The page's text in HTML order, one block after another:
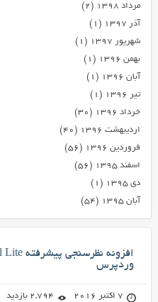
مرداد ۱۳۹۸
(۲)
آذر ۱۳۹۷
(۱)
شهریور ۱۳۹۷
(۱)
بهمن ۱۳۹۶
(۱)
آبان ۱۳۹۶
(۱)
تیر ۱۳۹۶
(۱)
خرداد ۱۳۹۶
(۳۰)
اردیبهشت ۱۳۹۶
(۴۰)
فروردین ۱۳۹۶
(۵۶)
اسفند ۱۳۹۵
(۵۶)
دی ۱۳۹۵
(۱)
آبان ۱۳۹۵
(۵۴)
وردپرس
7 اکتبر 2016 2,794 بازدید